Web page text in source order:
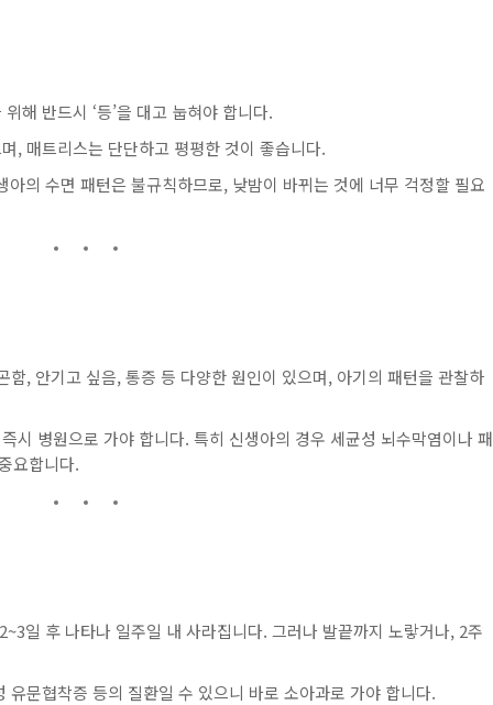
해 반드시 ‘등’을 대고 눕혀야 합니다.
, 매트리스는 단단하고 평평한 것이 좋습니다.
아의 수면 패턴은 불규칙하므로, 낮밤이 바뀌는 것에 너무 걱정할 필요
함, 안기고 싶음, 통증 등 다양한 원인이 있으며, 아기의 패턴을 관찰하
시 병원으로 가야 합니다. 특히 신생아의 경우 세균성 뇌수막염이나 패
요합니다.
일 후 나타나 일주일 내 사라집니다. 그러나 발끝까지 노랗거나, 2주
유문협착증 등의 질환일 수 있으니 바로 소아과로 가야 합니다.